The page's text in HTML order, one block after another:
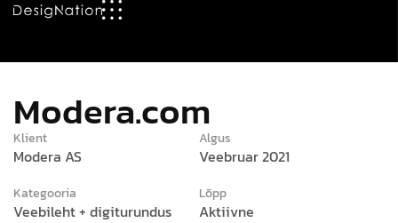
Modera.com
Klient
Modera AS
Kategooria
Veebileht + digiturundus
Algus
Veebruar 2021
Lõpp
Aktiivne